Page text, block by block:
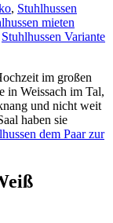
, Stuhlhussen
mieten
Stuhlhussen Variante
im großen
in Weissach im Tal,
und nicht weit
haben sie
dem Paar zur